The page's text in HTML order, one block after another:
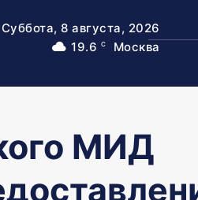
Суббота, 8 августа, 2026
19.6
C Москва
МИД